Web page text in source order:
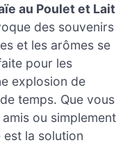
au Poulet et Lait
des souvenirs
et les arômes se
pour les
explosion de
temps. Que vous
ou simplement
la solution